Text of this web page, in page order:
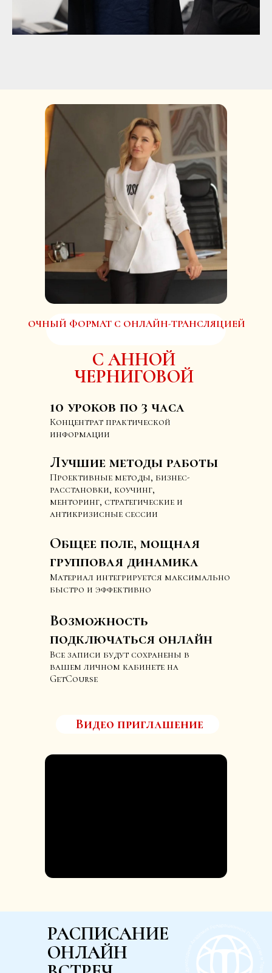
Концентрат практической
информации
10 уроков по 3 часа
Все записи будут сохранены в
вашем личном кабинете на
GetCourse
Возможность
подключаться онлайн
Материал интегрируется максимально
быстро и эффективно
Общее поле, мощная
групповая динамика
Проективные методы, бизнес-
расстановки, коучинг,
менторинг, стратегические и
антикризисные сессии
Лучшие методы работы
С АННОЙ
ЧЕРНИГОВОЙ
ОЧНЫЙ ФОРМАТ С ОНЛАЙН-ТРАНСЛЯЦИЕЙ
Видео приглашение
РАСПИСАНИЕ
ОНЛАЙН